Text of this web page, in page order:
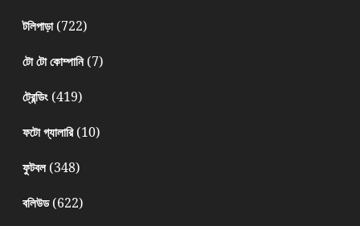
টলিপাড়া(722)
টো টো কোম্পানি(7)
ট্রেন্ডিং(419)
ফটো গ্যালারি(10)
ফুটবল(348)
বলিউড(622)